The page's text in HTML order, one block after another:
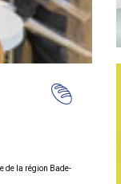
de la région Bade-